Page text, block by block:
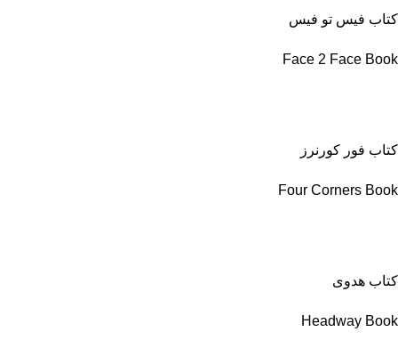
کتاب فیس تو فیس
Face 2 Face Book
کتاب فور کورنرز
Four Corners Book
کتاب هدوی
Headway Book